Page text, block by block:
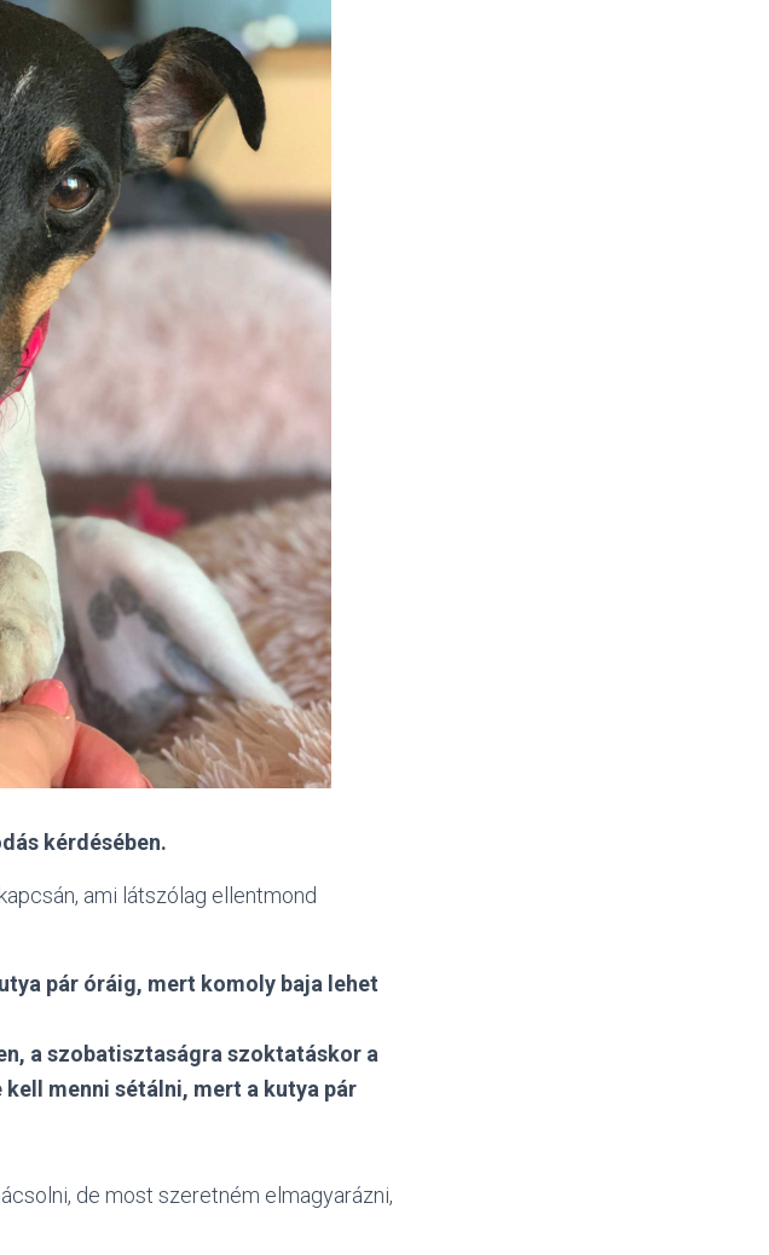
kérdésében.
ami látszólag ellentmond
pár óráig, mert komoly baja lehet
a szobatisztaságra szoktatáskor a
menni sétálni, mert a kutya pár
de most szeretném elmagyarázni,